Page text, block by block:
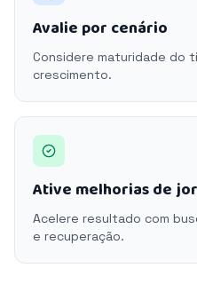
Avalie por cenário
Considere maturidade do
crescimento.
Ative melhorias de
Acelere resultado com
e recuperação.